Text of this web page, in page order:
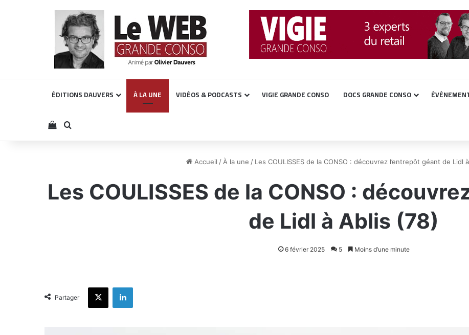
ÉDITIONS DAUVERS À LA UNE VIDÉOS & PODCASTS VIGIE GRANDE CONSO DOCS GRANDE CONSO
Voir votre panier
Rechercher
Accueil / À la une / Les COULISSES de la CONSO : découvrez l’entrepôt géant de Lidl
Les COULISSES de la CONSO :
de Lidl à Ablis (78)
6 février 2025 5 Moins d’une minute
Partager
X Linkedin